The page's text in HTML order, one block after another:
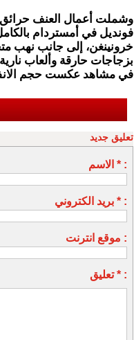
وشملت أعمال العنف حرائق
فونديل في أمستردام
خرونينغن، إلى جانب نهب
بزجاجات حارقة وألعاب
في مشاهد عكست حجم
تعليق جديد
الاسم * :
بريد الكتروني * :
موقع انترنت :
تعليق * :